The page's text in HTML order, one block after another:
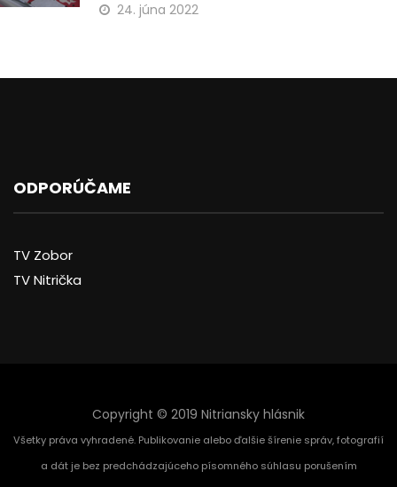
24. júna 2022
ODPORÚČAME
TV Zobor
TV Nitrička
Copyright © 2019 Nitriansky hlásnik
Všetky práva vyhradené. Publikovanie alebo ďalšie šírenie správ, fotografií
a dát je bez predchádzajúceho písomného súhlasu porušením